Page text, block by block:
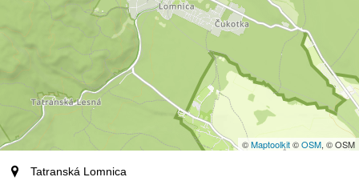
©Maptoolkit©OSM, © OSM
Orte
Tatranská Lomnica